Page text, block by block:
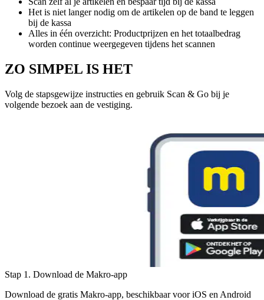
Het is niet langer nodig om de artikelen op de band te leggen
bij de kassa
Alles in één overzicht: Productprijzen en het totaalbedrag
worden continue weergegeven tijdens het scannen
ZO SIMPEL IS HET
Volg de stapsgewijze instructies en gebruik Scan & Go bij je
volgende bezoek aan de vestiging.
Stap 1. Download de Makro-app
Download de gratis Makro-app, beschikbaar voor iOS en Android